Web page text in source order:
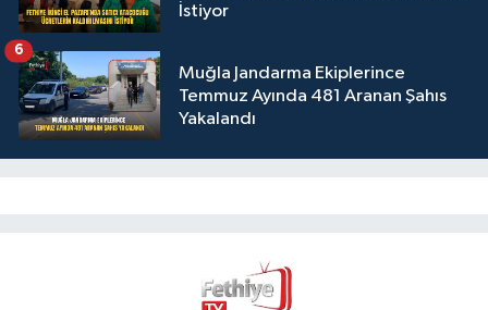
İstiyor
Muğla Jandarma Ekiplerince
Temmuz Ayında 481 Aranan Şahıs
Yakalandı
6